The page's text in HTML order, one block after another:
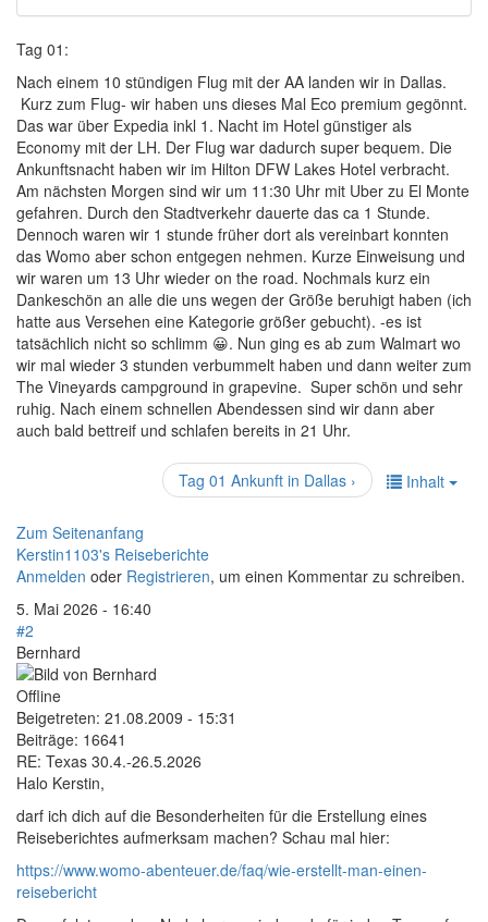
Tag 01:
Nach einem 10 stündigen Flug mit der AA landen wir in Dallas.
Kurz zum Flug- wir haben uns dieses Mal Eco premium gegönnt.
Das war über Expedia inkl 1. Nacht im Hotel günstiger als
Economy mit der LH. Der Flug war dadurch super bequem. Die
Ankunftsnacht haben wir im Hilton DFW Lakes Hotel verbracht.
Am nächsten Morgen sind wir um 11:30 Uhr mit Uber zu El Monte
gefahren. Durch den Stadtverkehr dauerte das ca 1 Stunde.
Dennoch waren wir 1 stunde früher dort als vereinbart konnten
das Womo aber schon entgegen nehmen. Kurze Einweisung und
wir waren um 13 Uhr wieder on the road. Nochmals kurz ein
Dankeschön an alle die uns wegen der Größe beruhigt haben (ich
hatte aus Versehen eine Kategorie größer gebucht). -es ist
tatsächlich nicht so schlimm 😀. Nun ging es ab zum Walmart wo
wir mal wieder 3 stunden verbummelt haben und dann weiter zum
The Vineyards campground in grapevine. Super schön und sehr
ruhig. Nach einem schnellen Abendessen sind wir dann aber
auch bald bettreif und schlafen bereits in 21 Uhr.
Inhalt
Tag 01 Ankunft in Dallas ›
Zum Seitenanfang
Kerstin1103's Reiseberichte
Anmelden oder Registrieren, um einen Kommentar zu schreiben.
5. Mai 2026 - 16:40
#2
Bernhard
Offline
Beigetreten: 21.08.2009 - 15:31
Beiträge: 16641
RE: Texas 30.4.-26.5.2026
Halo Kerstin,
darf ich dich auf die Besonderheiten für die Erstellung eines
Reiseberichtes aufmerksam machen? Schau mal hier:
https://www.womo-abenteuer.de/faq/wie-erstellt-man-einen-
reisebericht